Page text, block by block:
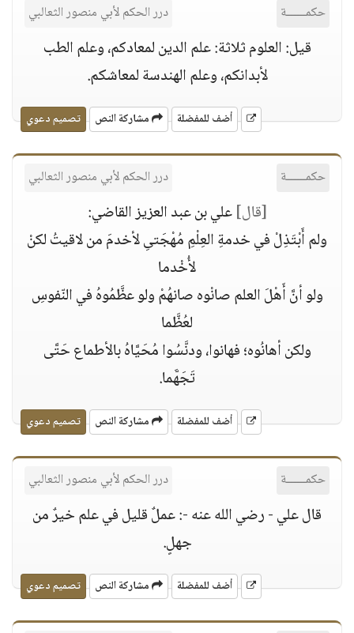
حكمــــــة درر الحكم لأبي منصور الثعالبي
قيل: العلوم ثلاثة: علم الدين لمعادكم، وعلم الطب
لأبدانكم، وعلم الهندسة لمعاشكم.
أضف للمفضلة مشاركة النص تصميم دعوي
حكمــــــة درر الحكم لأبي منصور الثعالبي
[قال]علي بن عبد العزيز القاضي:
ولم أَبْتَذِلْ في خدمةِ العِلْمِ مُهْجَتىِ لأخدمَ من لاقيتُ لكنْ
لأُخْدما
ولو أنَّ أَهْلَ العلم صانْوه صانهُمْ ولو عظَّمُوهُ في النّفوسِ
لعُظَّما
ولكن أهانُوه؛ فهانوا، ودنَّسُوا مُحَيَّاهُ بالأطماع حَتَّى
تَجَهَّما.
أضف للمفضلة مشاركة النص تصميم دعوي
حكمــــــة درر الحكم لأبي منصور الثعالبي
قال علي - رضي الله عنه -: عملٌ قليل في علم خيرٌ من
جهلٍ.
أضف للمفضلة مشاركة النص تصميم دعوي